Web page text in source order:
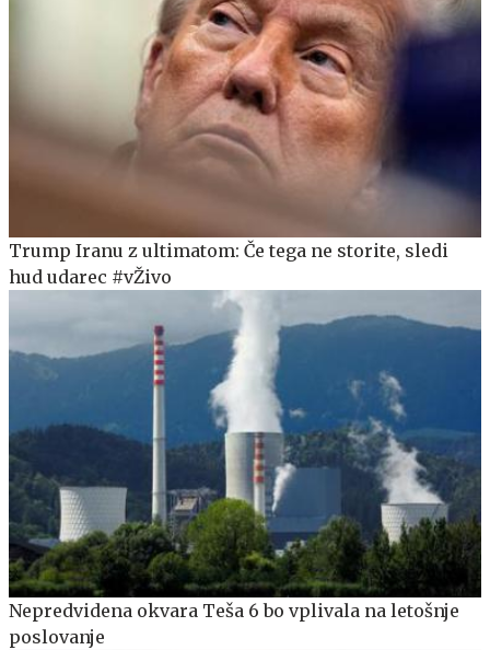
Trump Iranu z ultimatom: Če tega ne storite, sledi
hud udarec #vŽivo
Nepredvidena okvara Teša 6 bo vplivala na letošnje
poslovanje